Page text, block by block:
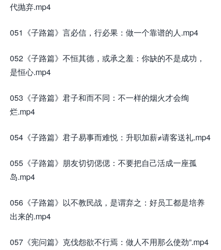
代抛弃.mp4
051《子路篇》言必信，行必果：做一个靠谱的人.mp4
052《子路篇》不恒其德，或承之羞：你缺的不是成功，
是恒心.mp4
053《子路篇》君子和而不同：不一样的烟火才会绚
烂.mp4
054《子路篇》君子易事而难悦：升职加薪≠请客送礼.mp4
055《子路篇》朋友切切偲偲：不要把自己活成一座孤
岛.mp4
056《子路篇》以不教民战，是谓弃之：好员工都是培养
出来的.mp4
057《宪问篇》克伐怨欲不行焉：做人不用那么使劲”.mp4